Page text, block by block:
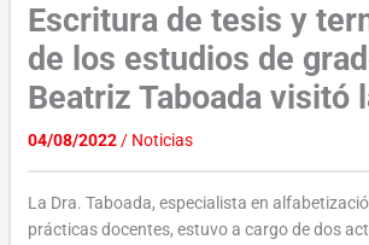
Escritura de tesis y
de los estudios de
Beatriz Taboada visitó
04/08/2022/ Noticias
La Dra. Taboada, especialista en
prácticas docentes, estuvo a cargo de dos